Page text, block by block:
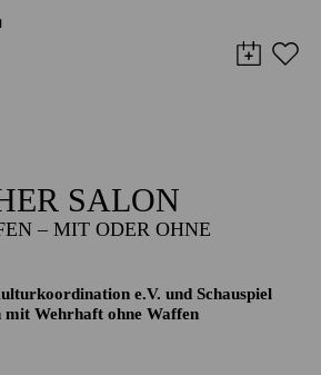
SALON
– MIT ODER OHNE
e.V. und Schauspiel
mit Wehrhaft ohne Waffen